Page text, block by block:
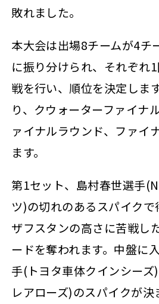
敗れました。
本大会は出場8チームが4チ
に振り分けられ、それぞれ
戦を行い、順位を決定しま
り、クウォーターファイナ
ァイナルラウンド、ファイ
ます。
第1セット、島村春世選手
ツ)の切れのあるスパイクで
ザフスタンの高さに苦戦し
ードを奪われます。中盤に
手(トヨタ車体クインシー
レアローズ)のスパイクが決